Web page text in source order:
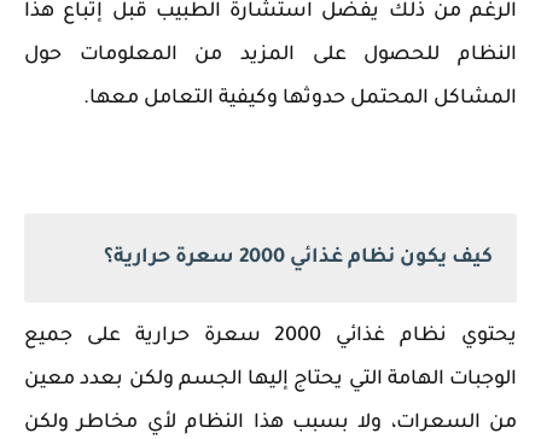
الرغم من ذلك يفضل استشارة الطبيب قبل إتباع هذا
النظام للحصول على المزيد من المعلومات حول
المشاكل المحتمل حدوثها وكيفية التعامل معها.
كيف يكون نظام غذائي 2000 سعرة حرارية؟
يحتوي نظام غذائي 2000 سعرة حرارية على جميع
الوجبات الهامة التي يحتاج إليها الجسم ولكن بعدد معين
من السعرات، ولا بسبب هذا النظام لأي مخاطر ولكن